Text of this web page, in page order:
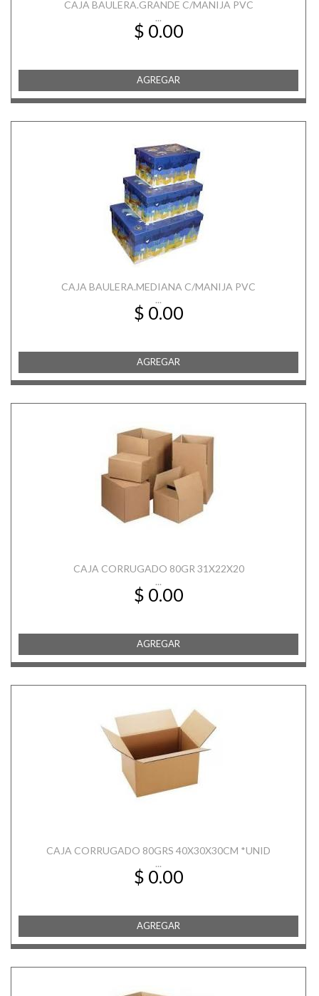
CAJA BAULERA.GRANDE C/MANIJA PVC
...
$ 0.00
AGREGAR
CAJA BAULERA.MEDIANA C/MANIJA PVC
...
$ 0.00
AGREGAR
CAJA CORRUGADO 80GR 31X22X20
...
$ 0.00
AGREGAR
CAJA CORRUGADO 80GRS 40X30X30CM *UNID
...
$ 0.00
AGREGAR